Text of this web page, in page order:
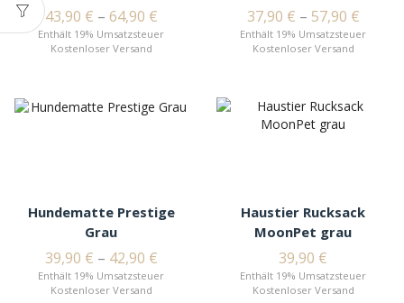
43,90 € – 64,90 €
Enthält 19% Umsatzsteuer
Kostenloser Versand
37,90 € – 57,90 €
Enthält 19% Umsatzsteuer
Kostenloser Versand
Hundematte Prestige
Grau
39,90 € – 42,90 €
Enthält 19% Umsatzsteuer
Kostenloser Versand
Haustier Rucksack
MoonPet grau
39,90 €
Enthält 19% Umsatzsteuer
Kostenloser Versand